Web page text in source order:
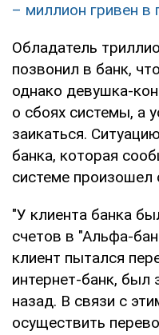
– миллион гривен в
Обладатель
позвонил в банк,
однако девушка-
о сбоях системы, а
заикаться.
банка, которая
системе произошел
"У клиента банка
счетов в "Альфа-
клиент пытался
интернет-банк,
назад. В связи с
осуществить